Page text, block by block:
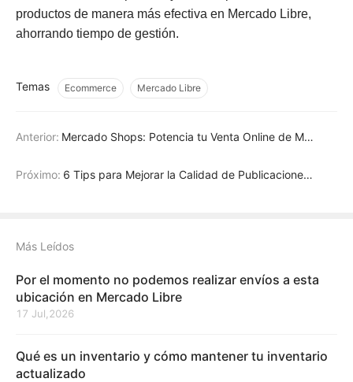
productos de manera más efectiva en Mercado Libre,
ahorrando tiempo de gestión.
Temas Ecommerce Mercado Libre
Anterior: Mercado Shops: Potencia tu Venta Online de Mercado Libre
Próximo: 6 Tips para Mejorar la Calidad de Publicaciones en Mercado Libre
Más Leídos
Por el momento no podemos realizar envíos a esta
ubicación en Mercado Libre
17 Jul,2026
Qué es un inventario y cómo mantener tu inventario
actualizado